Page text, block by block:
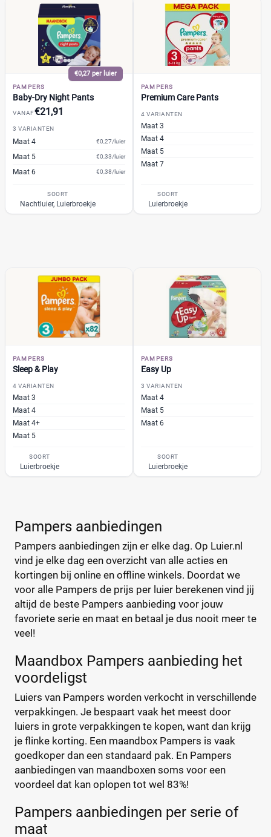
Muumi
Naty
Pura
Rascal + Friends
Teddy Care
Tidoo
Toujours
Trekpleister
Wiona
Soort Reset
Babyluier
Luierbroekje
Zwemluier
Gewicht kind
Voordeelpak
Voorraadbox
Maat
0
1
13+
14+
2
2-15+
Kenmerk
Milieuvriendelijk
Ongeparfumeerd (0)
Urine-indicator
Geslacht
Jongen
Jongen en meisje
Meisje (0)
Winkel
Drogist
Kruidvat
€0,27 per luier
PAMPERS
Baby-Dry Night Pants
VANAF€21,91
3 VARIANTEN
Maat 4 €0,27/luier
Maat 5 €0,33/luier
Maat 6 €0,38/luier
SOORT
Nachtluier, Luierbroekje
PAMPERS
Premium Care Pants
4 VARIANTEN
Maat 3
Maat 4
Maat 5
Maat 7
SOORT
Luierbroekje
PAMPERS
Sleep & Play
4 VARIANTEN
Maat 3
Maat 4
Maat 4+
Maat 5
SOORT
Luierbroekje
PAMPERS
Easy Up
3 VARIANTEN
Maat 4
Maat 5
Maat 6
SOORT
Luierbroekje
Pampers aanbiedingen
Pampers aanbiedingen zijn er elke dag. Op Luier.nl
vind je elke dag een overzicht van alle acties en
kortingen bij online en offline winkels. Doordat we
voor alle Pampers de prijs per luier berekenen vind jij
altijd de beste Pampers aanbieding voor jouw
favoriete serie en maat en betaal je dus nooit meer te
veel!
Maandbox Pampers aanbieding het
voordeligst
Luiers van Pampers worden verkocht in verschillende
verpakkingen. Je bespaart vaak het meest door
luiers in grote verpakkingen te kopen, want dan krijg
je flinke korting. Een maandbox Pampers is vaak
goedkoper dan een standaard pak. En Pampers
aanbiedingen van maandboxen soms voor een
voordeel dat kan oplopen tot wel 83%!
Pampers aanbiedingen per serie of
maat